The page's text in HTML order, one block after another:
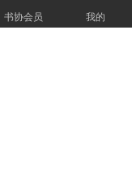
、《雪雁》这些作
书协会员 我的